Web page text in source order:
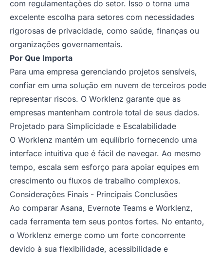
com regulamentações do setor. Isso o torna uma
excelente escolha para setores com necessidades
rigorosas de privacidade, como saúde, finanças ou
organizações governamentais.
Por Que Importa
Para uma empresa gerenciando projetos sensíveis,
confiar em uma solução em nuvem de terceiros pode
representar riscos. O Worklenz garante que as
empresas mantenham controle total de seus dados.
Projetado para Simplicidade e Escalabilidade
O Worklenz mantém um equilíbrio fornecendo uma
interface intuitiva que é fácil de navegar. Ao mesmo
tempo, escala sem esforço para apoiar equipes em
crescimento ou fluxos de trabalho complexos.
Considerações Finais - Principais Conclusões
Ao comparar Asana, Evernote Teams e Worklenz,
cada ferramenta tem seus pontos fortes. No entanto,
o Worklenz emerge como um forte concorrente
devido à sua flexibilidade, acessibilidade e